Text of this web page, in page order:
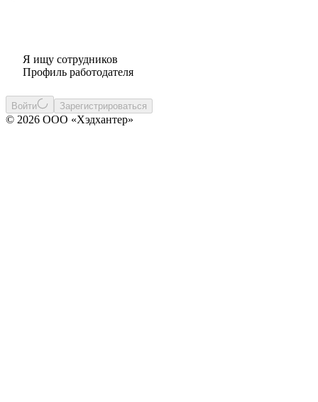
Я ищу сотрудников
Профиль работодателя
Войти Зарегистрироваться
© 2026 ООО «Хэдхантер»